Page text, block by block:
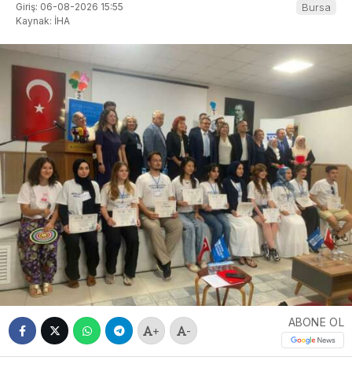
Giriş: 06-08-2026 15:55
Kaynak: İHA
Bursa
+ -
ABONE OL